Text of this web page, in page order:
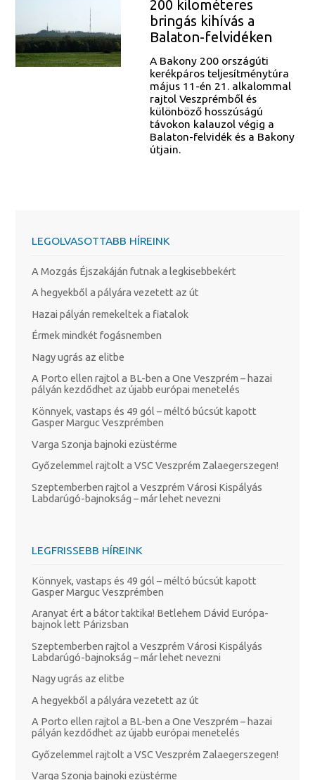
200 kilométeres
bringás kihívás a
Balaton-felvidéken
A Bakony 200 országúti
kerékpáros teljesítménytúra
május 11-én 21. alkalommal
rajtol Veszprémből és
különböző hosszúságú
távokon kalauzol végig a
Balaton-felvidék és a Bakony
útjain.
LEGOLVASOTTABB HÍREINK
A Mozgás Éjszakáján futnak a legkisebbekért
A hegyekből a pályára vezetett az út
Hazai pályán remekeltek a fiatalok
Érmek mindkét fogásnemben
Nagy ugrás az elitbe
A Porto ellen rajtol a BL-ben a One Veszprém – hazai
pályán kezdődhet az újabb európai menetelés
Könnyek, vastaps és 49 gól – méltó búcsút kapott
Gasper Marguc Veszprémben
Varga Szonja bajnoki ezüstérme
Győzelemmel rajtolt a VSC Veszprém Zalaegerszegen!
Szeptemberben rajtol a Veszprém Városi Kispályás
Labdarúgó-bajnokság – már lehet nevezni
LEGFRISSEBB HÍREINK
Könnyek, vastaps és 49 gól – méltó búcsút kapott
Gasper Marguc Veszprémben
Aranyat ért a bátor taktika! Betlehem Dávid Európa-
bajnok lett Párizsban
Szeptemberben rajtol a Veszprém Városi Kispályás
Labdarúgó-bajnokság – már lehet nevezni
Nagy ugrás az elitbe
A hegyekből a pályára vezetett az út
A Porto ellen rajtol a BL-ben a One Veszprém – hazai
pályán kezdődhet az újabb európai menetelés
Győzelemmel rajtolt a VSC Veszprém Zalaegerszegen!
Varga Szonja bajnoki ezüstérme